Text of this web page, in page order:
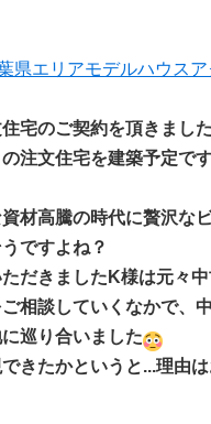
県エリアモデルハウス
宅のご契約を頂きました
注文住宅を建築予定で
材高騰の時代に贅沢な
ですよね？
だきましたK様は元々
相談していくなかで、
巡り合いました
きたかというと...理由